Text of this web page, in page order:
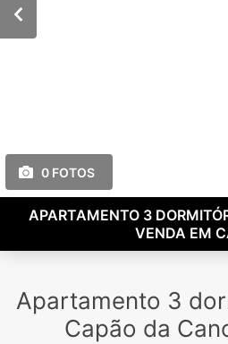
0 FOTOS
APARTAMENTO 3
VENDA EM
Apartamento 3
Capão da